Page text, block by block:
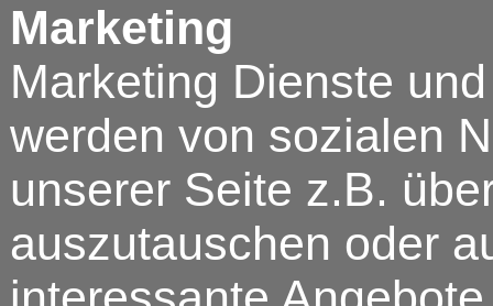
Marketing
Marketing Dienste
werden von sozialen
unserer Seite z.B.
auszutauschen oder